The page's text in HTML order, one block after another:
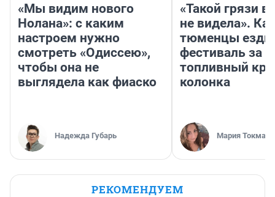
«Мы видим нового
Нолана»: с каким
настроем нужно
смотреть «Одиссею»,
чтобы она не
выглядела как фиаско
Надежда Губарь
«Такой грязи
не видела».
тюменцы
фестиваль за
топливный
колонка
Мария
РЕКОМЕНДУЕМ